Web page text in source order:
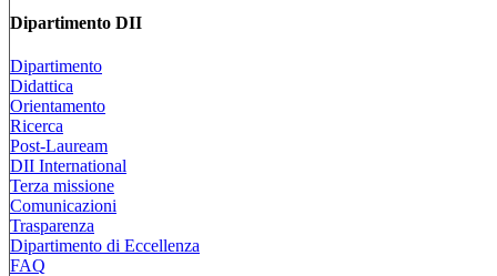
Dipartimento DII
Dipartimento
Didattica
Orientamento
Ricerca
Post-Lauream
DII International
Terza missione
Comunicazioni
Trasparenza
Dipartimento di Eccellenza
FAQ